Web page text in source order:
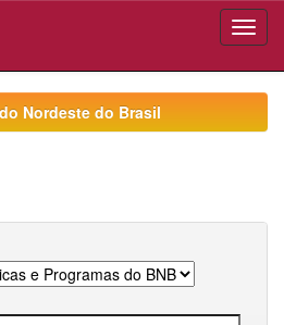
Nordeste do Brasil